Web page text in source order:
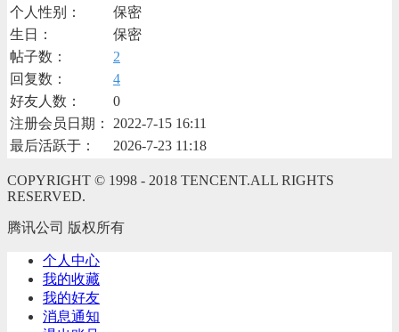
个人性别：
保密
生日：
保密
帖子数：
2
回复数：
4
好友人数：
0
注册会员日期：
2022-7-15 16:11
最后活跃于：
2026-7-23 11:18
COPYRIGHT © 1998 - 2018 TENCENT.ALL RIGHTS
RESERVED.
腾讯公司 版权所有
个人中心
我的收藏
我的好友
消息通知